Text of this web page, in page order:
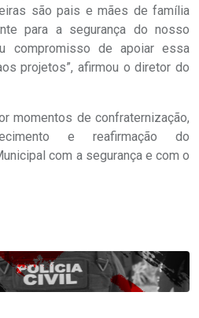
são pais e mães de família
para a segurança do nosso
compromisso de apoiar essa
projetos”, afirmou o diretor do
momentos de confraternização,
e reafirmação do
com a segurança e com o